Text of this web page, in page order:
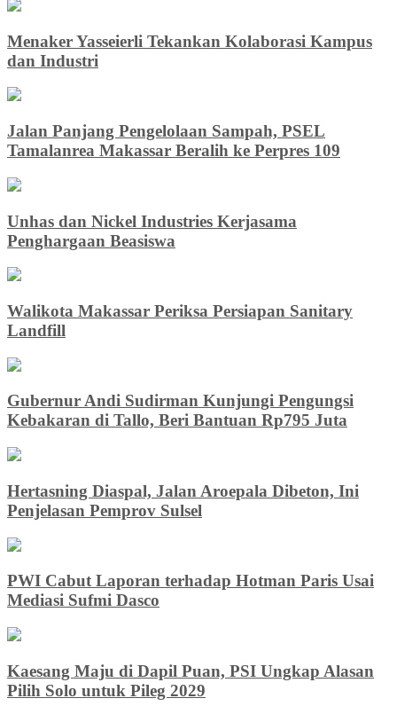
Menaker Yasseierli Tekankan Kolaborasi Kampus
dan Industri
Jalan Panjang Pengelolaan Sampah, PSEL
Tamalanrea Makassar Beralih ke Perpres 109
Unhas dan Nickel Industries Kerjasama
Penghargaan Beasiswa
Walikota Makassar Periksa Persiapan Sanitary
Landfill
Gubernur Andi Sudirman Kunjungi Pengungsi
Kebakaran di Tallo, Beri Bantuan Rp795 Juta
Hertasning Diaspal, Jalan Aroepala Dibeton, Ini
Penjelasan Pemprov Sulsel
PWI Cabut Laporan terhadap Hotman Paris Usai
Mediasi Sufmi Dasco
Kaesang Maju di Dapil Puan, PSI Ungkap Alasan
Pilih Solo untuk Pileg 2029